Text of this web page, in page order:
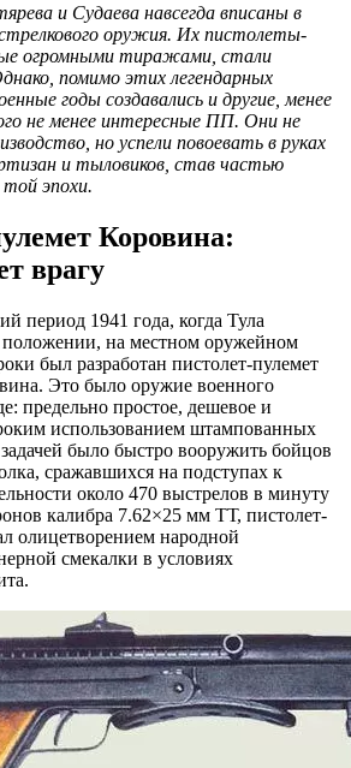
и Судаева навсегда вписаны в
оружия. Их пистолеты-
огромными тиражами, стали
помимо этих легендарных
годы создавались и другие, менее
не менее интересные ПП. Они не
но успели повоевать в руках
и тыловиков, став частью
эпохи.
Коровина:
врагу
период 1941 года, когда Тула
положении, на местном оружейном
был разработан пистолет-пулемет
Это было оружие военного
предельно простое, дешевое и
использованием штампованных
было быстро вооружить бойцов
сражавшихся на подступах к
около 470 выстрелов в минуту
калибра 7.62×25 мм ТТ, пистолет-
олицетворением народной
смекалки в условиях